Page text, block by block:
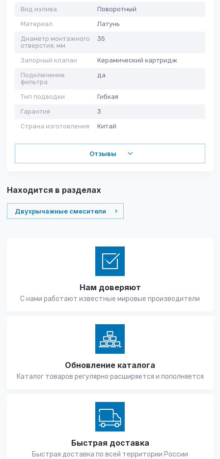
Вид излива
Поворотный
Материал
Латунь
Диаметр монтажного
отверстия, мм
35
Запорный клапан
Керамический картридж
Подключение
фильтра
да
Тип подводки
Гибкая
Гарантия
3
Страна изготовления
Китай
Отзывы
Находится в разделах
Двухрычажные смесители
Нам доверяют
С нами работают известные мировые производители
Обновление каталога
Каталог товаров регулярно расширяется и пополняется
Быстрая доставка
Быстрая доставка по всей территории России